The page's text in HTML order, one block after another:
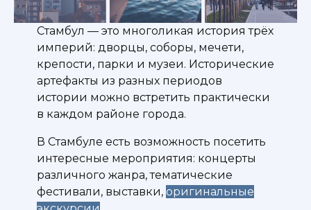
Стамбул — это многоликая история трёх
империй: дворцы, соборы, мечети,
крепости, парки и музеи. Исторические
артефакты из разных периодов
истории можно встретить практически
в каждом районе города.
В Стамбуле есть возможность посетить
интересные мероприятия: концерты
различного жанра, тематические
фестивали, выставки, оригинальные